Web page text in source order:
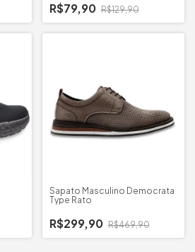
R$79,90 R$129,90
Sapato Masculino Democrata
Type Rato
R$299,90 R$469,90